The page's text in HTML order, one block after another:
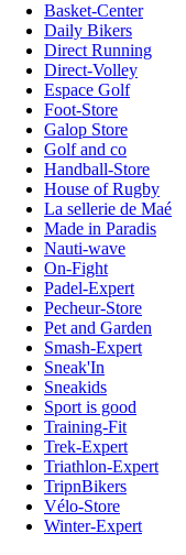
Basket-Center
Daily Bikers
Direct Running
Direct-Volley
Espace Golf
Foot-Store
Galop Store
Golf and co
Handball-Store
House of Rugby
La sellerie de Maé
Made in Paradis
Nauti-wave
On-Fight
Padel-Expert
Pecheur-Store
Pet and Garden
Smash-Expert
Sneak'In
Sneakids
Sport is good
Training-Fit
Trek-Expert
Triathlon-Expert
TripnBikers
Vélo-Store
Winter-Expert